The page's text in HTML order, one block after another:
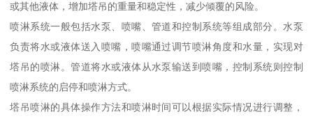
或其他液体，增加塔吊的重量和稳定性，减少倾覆的风险。
喷淋系统一般包括水泵、喷嘴、管道和控制系统等组成部分。水泵
负责将水或液体送入喷嘴，喷嘴通过调节喷淋角度和水量，实现对
塔吊的喷淋。管道将水或液体从水泵输送到喷嘴，控制系统则控制
喷淋系统的启停和喷淋方式。
塔吊喷淋的具体操作方法和喷淋时间可以根据实际情况进行调整，